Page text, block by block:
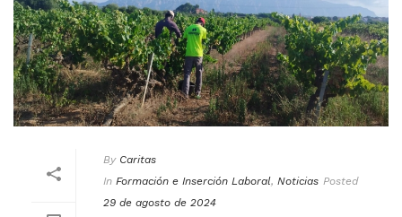
By Caritas
In Formación e Inserción Laboral, Noticias Posted
29 de agosto de 2024